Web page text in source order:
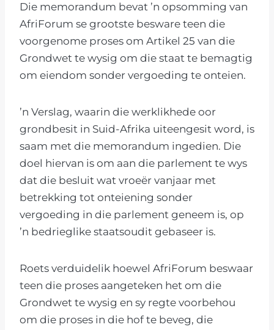
Die memorandum bevat ’n opsomming van
AfriForum se grootste besware teen die
voorgenome proses om Artikel 25 van die
Grondwet te wysig om die staat te bemagtig
om eiendom sonder vergoeding te onteien.
’n Verslag, waarin die werklikhede oor
grondbesit in Suid-Afrika uiteengesit word, is
saam met die memorandum ingedien. Die
doel hiervan is om aan die parlement te wys
dat die besluit wat vroeër vanjaar met
betrekking tot onteiening sonder
vergoeding in die parlement geneem is, op
’n bedrieglike staatsoudit gebaseer is.
Roets verduidelik hoewel AfriForum beswaar
teen die proses aangeteken het om die
Grondwet te wysig en sy regte voorbehou
om die proses in die hof te beveg, die